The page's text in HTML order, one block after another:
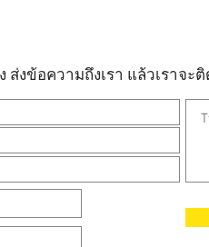
ส่งข้อความถึงเรา แล้วเรา